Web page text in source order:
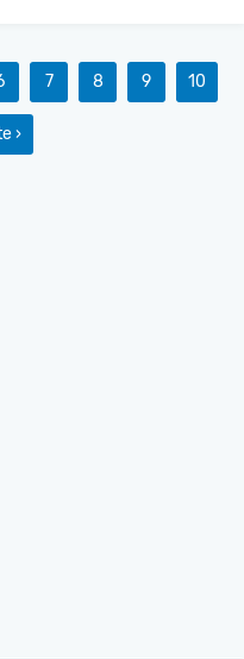
7 8 9 10
›